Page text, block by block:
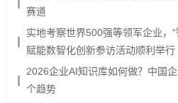
赛道
实地考察世界500强等领军企业，“
赋能数智化创新参访活动顺利举行
2026企业AI知识库如何做？中国
个趋势